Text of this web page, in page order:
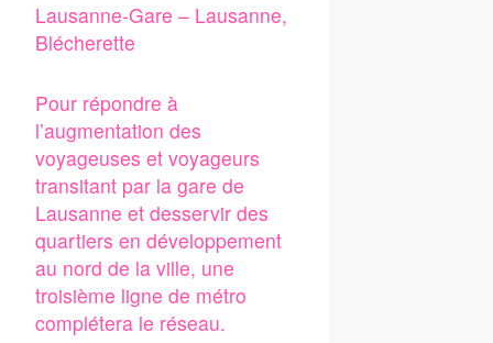
Lausanne-Gare – Lausanne,
Blécherette
Pour répondre à
l’augmentation des
voyageuses et voyageurs
transitant par la gare de
Lausanne et desservir des
quartiers en développement
au nord de la ville, une
troisième ligne de métro
complétera le réseau.